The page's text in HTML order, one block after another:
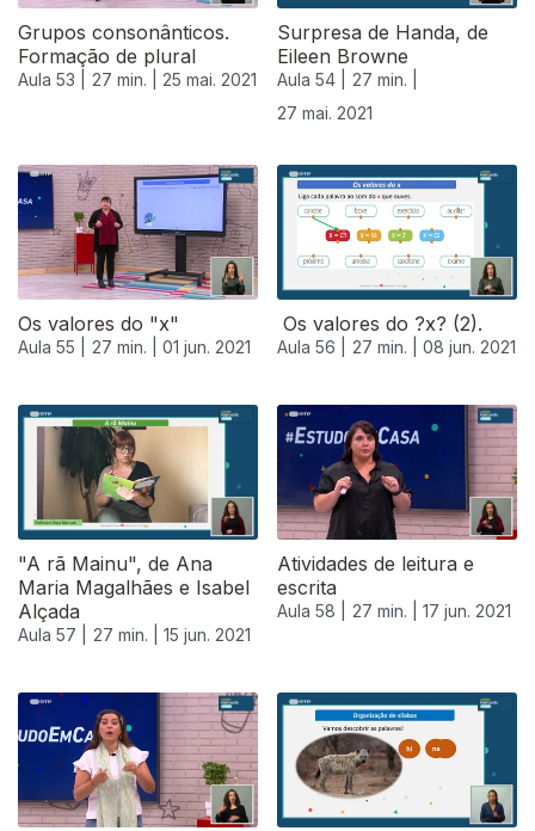
Grupos consonânticos.
Formação de plural
Aula 53 | 27 min. | 25 mai. 2021
Surpresa de Handa, de
Eileen Browne
Aula 54 |
27 min. |
27 mai. 2021
Os valores do "x"
Aula 55 | 27 min. | 01 jun. 2021
Os valores do ?x? (2).
Aula 56 | 27 min. | 08 jun. 2021
"A rã Mainu", de Ana
Maria Magalhães e Isabel
Alçada
Aula 57 | 27 min. | 15 jun. 2021
Atividades de leitura e
escrita
Aula 58 | 27 min. | 17 jun. 2021
553272